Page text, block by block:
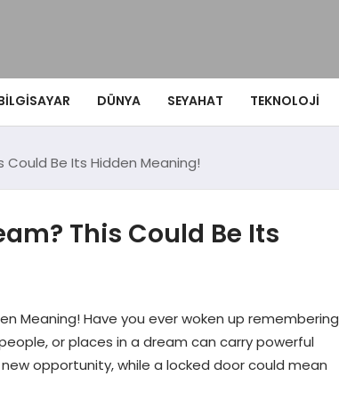
DÜNYA SEYAHAT TEKNOLOJI
Could Be Its Hidden Meaning!
This Could Be Its
Meaning! Have you ever woken up remembering
or places in a dream can carry powerful
opportunity, while a locked door could mean